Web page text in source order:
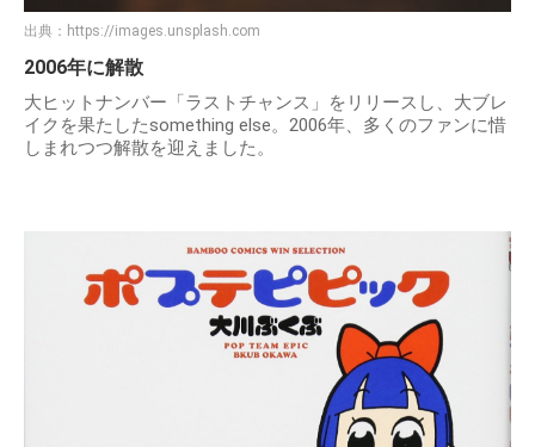
出典： https://images.unsplash.com
2006年に解散
大ヒットナンバー「ラストチャンス」をリリースし、大ブレ
イクを果たしたsomething else。2006年、多くのファンに惜
しまれつつ解散を迎えました。